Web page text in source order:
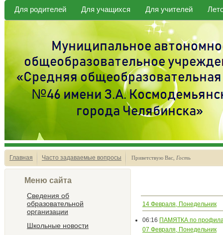
Для родителей Для учащихся Для учителей
Главная Часто задаваемые вопросы Приветствую Вас Гость
Меню сайта
Сведения об
образовательной
организации
Школьные новости
14 Февраля, Понедельник
06:16 ПАМЯТКА по
07 Февраля, Понедельник